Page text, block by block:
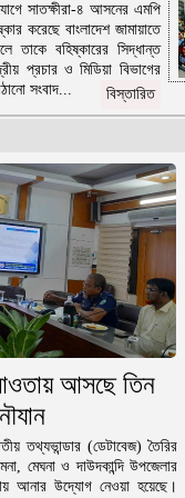
সাতক্ষীরা-৪ আসনের এমপি
করেছে বাংলাদেশ জামায়াতে
তাকে বহিষ্কারের সিদ্ধান্ত
প্রচার ও মিডিয়া বিভাগের
সংবাদ...
বিস্তারিত
আসছে তিন
তথ্যভান্ডার (ডেটাবেজ) তৈরির
মেঘনা ও দাউদকান্দি উপজেলার
আনার উদ্যোগ নেওয়া হয়েছে।